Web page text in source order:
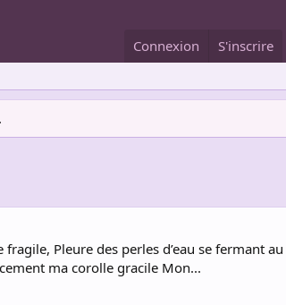
Connexion S'inscrire
Pleure des perles d’eau se fermant
ma corolle gracile Mon...